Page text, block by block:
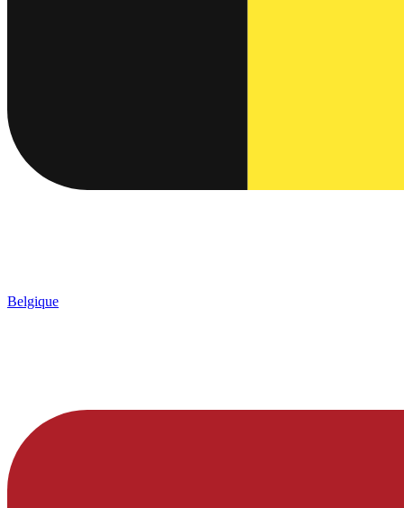
Belgique